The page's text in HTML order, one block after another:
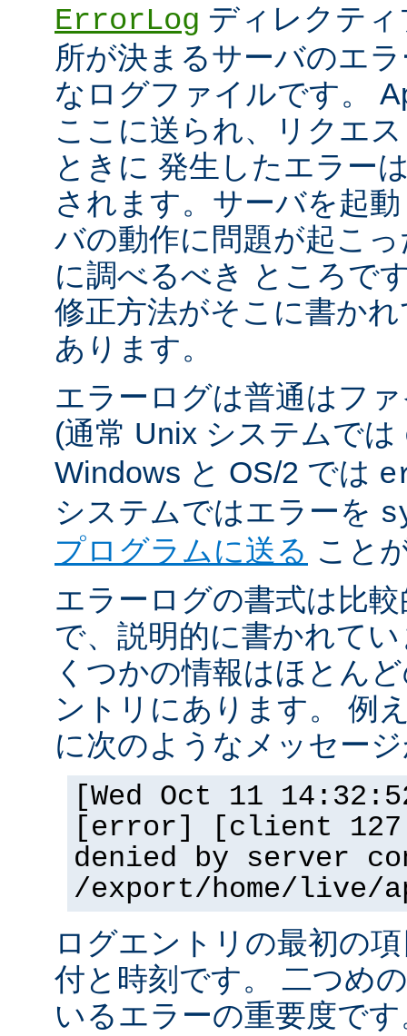
ErrorLog ディレクテ
所が決まるサーバのエ
なログファイルです。
ここに送られ、リクエ
ときに 発生したエラー
されます。サーバを起
バの動作に問題が起こ
に調べるべき ところで
修正方法がそこに書か
あります。
エラーログは普通はフ
(通常 Unix システムでは
Windows と OS/2 では
システムではエラーを
プログラムに送る こと
エラーログの書式は比
で、説明的に書かれて
くつかの情報はほとん
ントリにあります。 例
に次のようなメッセー
[Wed Oct 11
[error] [client
denied by server
/export/home/live/
ログエントリの最初の
付と時刻です。 二つめ
いるエラーの重要度で